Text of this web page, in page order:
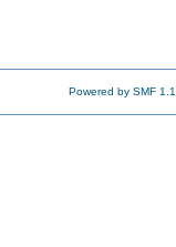
Powered by SMF